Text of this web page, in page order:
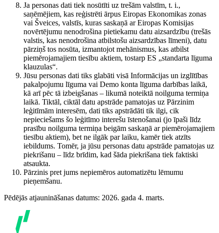
Ja personas dati tiek nosūtīti uz trešām valstīm, t. i.,
saņēmējiem, kas reģistrēti ārpus Eiropas Ekonomikas zonas
vai Šveices, valstīs, kuras saskaņā ar Eiropas Komisijas
novērtējumu nenodrošina pietiekamu datu aizsardzību (trešās
valstis, kas nenodrošina atbilstošu aizsardzības līmeni), datu
pārziņš tos nosūta, izmantojot mehānismus, kas atbilst
piemērojamajiem tiesību aktiem, tostarp ES „standarta līguma
klauzulas“.
Jūsu personas dati tiks glabāti visā Informācijas un izglītības
pakalpojumu līguma vai Demo konta līguma darbības laikā,
kā arī pēc tā izbeigšanas – likumā noteiktā noilguma termiņa
laikā. Tiktāl, ciktāl datu apstrāde pamatojas uz Pārzinim
leģitīmām interesēm, dati tiks apstrādāti tik ilgi, cik
nepieciešams šo leģitīmo interešu īstenošanai (jo īpaši līdz
prasību noilguma termiņa beigām saskaņā ar piemērojamajiem
tiesību aktiem), bet ne ilgāk par laiku, kamēr tiek atzīts
iebildums. Tomēr, ja jūsu personas datu apstrāde pamatojas uz
piekrišanu – līdz brīdim, kad šāda piekrišana tiek faktiski
atsaukta.
Pārzinis pret jums nepiemēros automatizētu lēmumu
pieņemšanu.
Pēdējās atjaunināšanas datums: 2026. gada 4. marts.